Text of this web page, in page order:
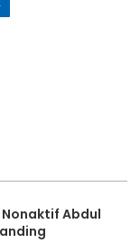
Nonaktif Abdul